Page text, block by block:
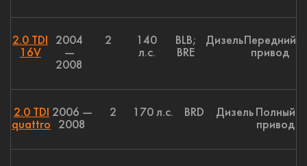
2.0 TDI
16V
2004
—
2008
2
140
л.с.
BLB;
BRE
Дизель Передний
привод
2.0 TDI
quattro
2006 —
2008
2 170 л.с. BRD Дизель Полный
привод